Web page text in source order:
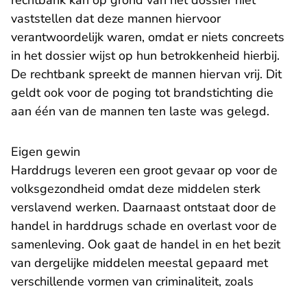
vaststellen dat deze mannen hiervoor
verantwoordelijk waren, omdat er niets concreets
in het dossier wijst op hun betrokkenheid hierbij.
De rechtbank spreekt de mannen hiervan vrij. Dit
geldt ook voor de poging tot brandstichting die
aan één van de mannen ten laste was gelegd.
Eigen gewin
Harddrugs leveren een groot gevaar op voor de
volksgezondheid omdat deze middelen sterk
verslavend werken. Daarnaast ontstaat door de
handel in harddrugs schade en overlast voor de
samenleving. Ook gaat de handel in en het bezit
van dergelijke middelen meestal gepaard met
verschillende vormen van criminaliteit, zoals